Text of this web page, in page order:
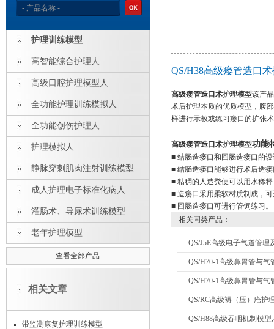
QS/H38高级瘘管造口
高级瘘管造口术护理模型该产
术后护理本质的优质模型，腹
样进行示教或练习瘘口的扩张
高级瘘管造口术护理模型功能
■ 结肠造瘘口和回肠造瘘口的
■ 结肠造瘘口能够进行术后造
■ 粘稠的人造粪便可以用水稀
■ 造瘘口采用柔软材质制成，
■ 回肠造瘘口可进行管饲练习。
相关同类产品：
QS/J5E高级电子气道管
QS/H70-1高级鼻胃管与
QS/H70-1高级鼻胃管与气
QS/RC高级褥（压）疮护
QS/H88高级吞咽机制模
护理训练模型
高智能综合护理人
高级口腔护理模型人
全功能护理训练模拟人
全功能创伤护理人
护理模拟人
静脉穿刺肌肉注射训练模型
成人护理电子标准化病人
灌肠术、导尿术训练模型
老年护理模型
查看全部产品
相关文章
带监测康复护理训练模型